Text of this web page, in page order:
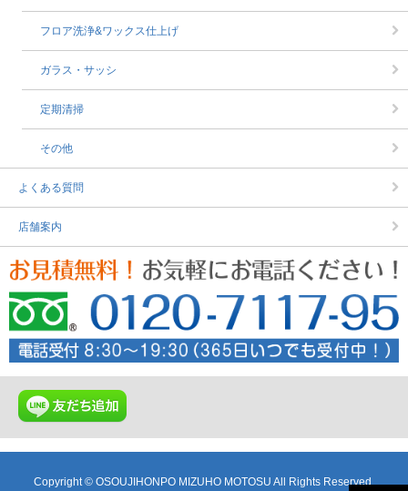
フロア洗浄&ワックス仕上げ
ガラス・サッシ
定期清掃
その他
よくある質問
店舗案内
Copyright © OSOUJIHONPO MIZUHO MOTOSU All Rights Reserved.